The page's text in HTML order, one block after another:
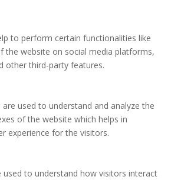
to perform certain functionalities like
the website on social media platforms,
other third-party features.
used to understand and analyze the
of the website which helps in
experience for the visitors.
used to understand how visitors interact